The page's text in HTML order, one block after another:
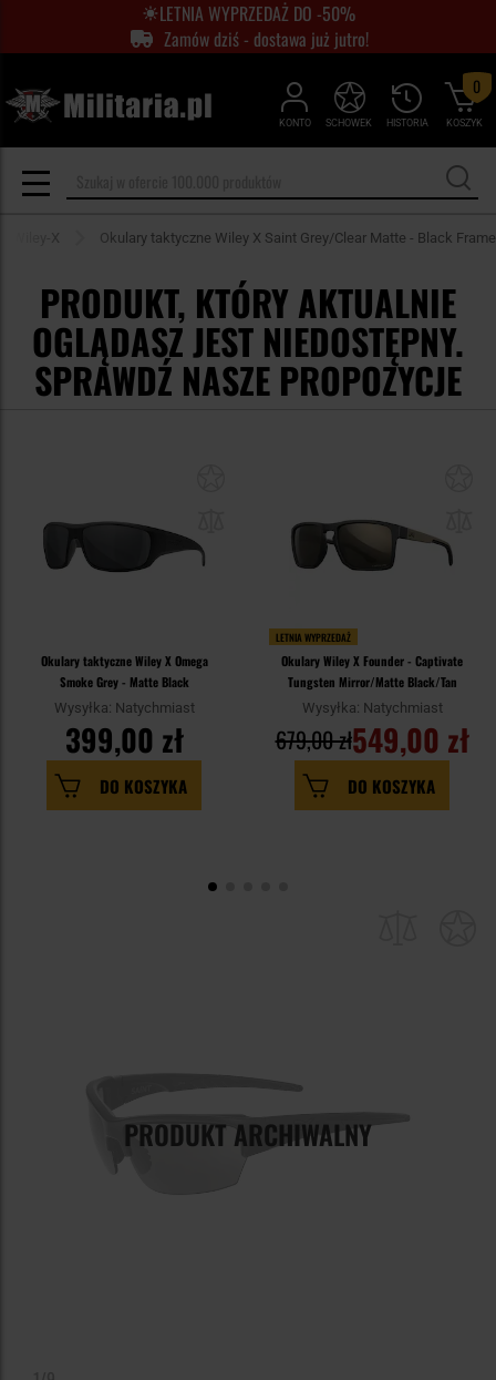
LETNIA WYPRZEDAŻ DO -50%
Zamów dziś - dostawa już jutro!
KONTO HISTORIA
SCHOWEK KOSZYK
0
Wiley-X Okulary taktyczne Wiley X Saint Grey/Clear Matte - Black Frame
PRODUKT, KTÓRY AKTUALNIE
OGLĄDASZ JEST NIEDOSTĘPNY.
SPRAWDŹ NASZE PROPOZYCJE
Okulary taktyczne Wiley X Omega
Smoke Grey - Matte Black
Wysyłka: Natychmiast
399,00 zł
DO KOSZYKA
LETNIA WYPRZEDAŻ
Okulary Wiley X Founder - Captivate
Tungsten Mirror/Matte Black/Tan
Wysyłka: Natychmiast
549,00 zł
679,00 zł
DO KOSZYKA
PRODUKT ARCHIWALNY